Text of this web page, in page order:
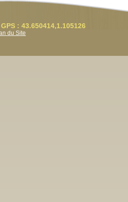
: 43.650414,1.105126
du Site